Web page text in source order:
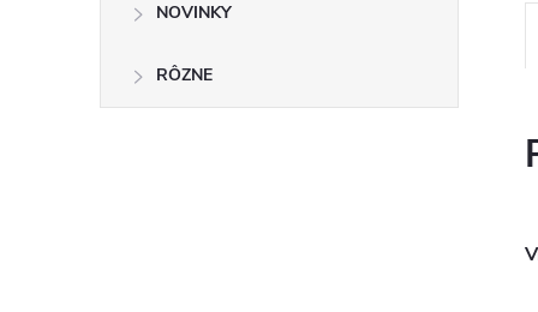
NOVINKY
RÔZNE